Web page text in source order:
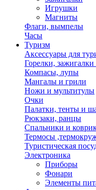
Игрушки
Магниты
Флаги, вымпелы
Часы
Туризм
Аксессуары для
Горелки,
Компасы, лупы
Мангалы и грили
Ножи и мультитулы
Очки
Палатки, тенты и
Рюкзаки, ранцы
Спальники и
Термосы
Туристическая
Электроника
Приборы
Фонари
Элементы